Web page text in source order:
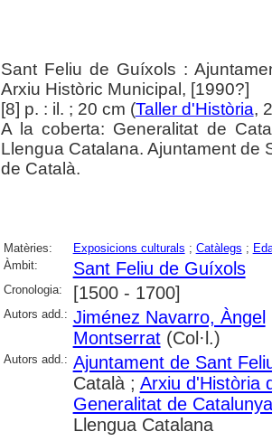
Sant Feliu de Guíxols :
Arxiu Històric Municipal, [1990?]
[8] p. : il. ; 20 cm (Taller d'Història,
A la coberta: Generalitat de
Llengua Catalana. Ajuntament de
de Català.
Matèries: Exposicions culturals ; Catàlegs ;
Àmbit:
Sant Feliu de Guíxols
Cronologia: [1500 - 1700]
Autors add.: Jiménez Navarro, Àngel
Montserrat(Col·l.)
Autors add.: Ajuntament de Sant
Català ; Arxiu d'Història
Generalitat de Catalunya
Llengua Catalana